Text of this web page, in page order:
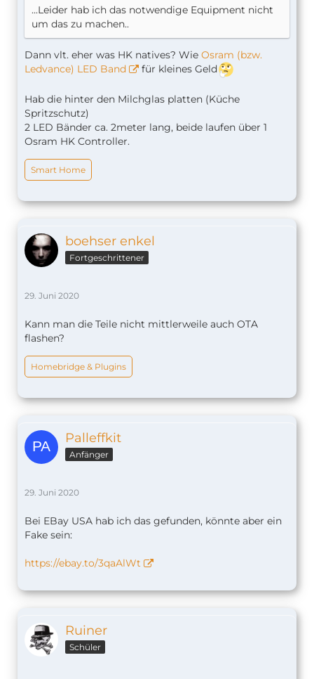
...Leider hab ich das notwendige Equipment nicht
um das zu machen..
Dann vlt. eher was HK natives? Wie Osram (bzw.
Ledvance) LED Band
für kleines Geld
Hab die hinter den Milchglas platten (Küche
Spritzschutz)
2 LED Bänder ca. 2meter lang, beide laufen über 1
Osram HK Controller.
Smart Home
boehser enkel
Fortgeschrittener
29. Juni 2020
Kann man die Teile nicht mittlerweile auch OTA
flashen?
Homebridge & Plugins
Palleffkit
Anfänger
29. Juni 2020
Bei EBay USA hab ich das gefunden, könnte aber ein
Fake sein:
https://ebay.to/3qaAlWt
Ruiner
Schüler